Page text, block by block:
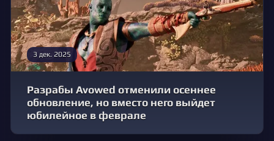
3 дек. 2025
Разрабы Avowed отменили осеннее
обновление, но вместо него выйдет
юбилейное в феврале